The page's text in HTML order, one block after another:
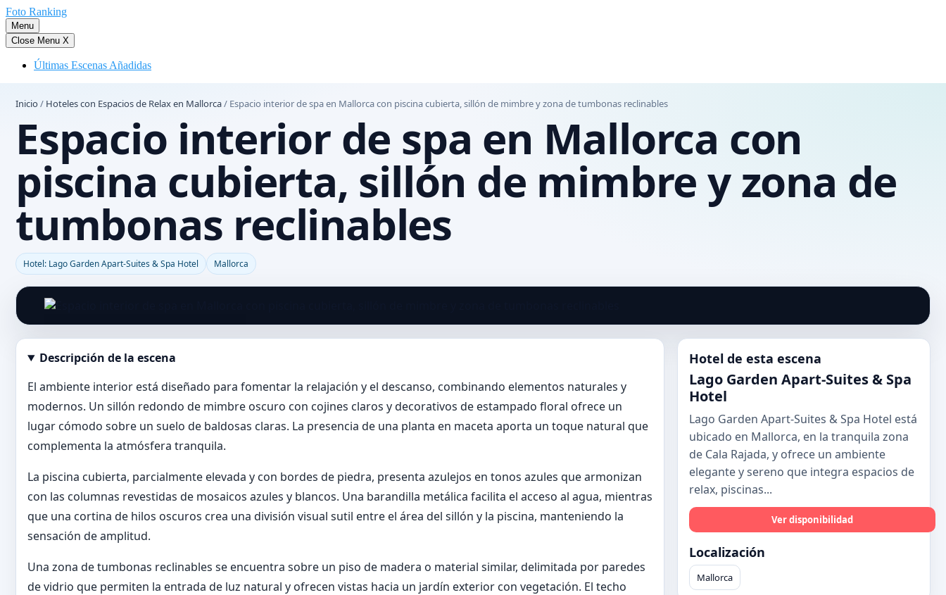
Saltar
al
contenido
Foto Ranking
Menu
Close Menu X
Últimas Escenas Añadidas
Inicio/ Hoteles con Espacios de Relax en Mallorca/ Espacio interior de spa en Mallorca con piscina cubierta, sillón de mimbre y zona de tumbonas reclinables
Espacio interior de spa en Mallorca con
piscina cubierta, sillón de mimbre y zona de
tumbonas reclinables
Hotel: Lago Garden Apart-Suites & Spa Hotel Mallorca
Abrir imagen en tamaño completo
Descripción de la escena
El ambiente interior está diseñado para fomentar la relajación y el descanso, combinando elementos naturales y
modernos. Un sillón redondo de mimbre oscuro con cojines claros y decorativos de estampado floral ofrece un
lugar cómodo sobre un suelo de baldosas claras. La presencia de una planta en maceta aporta un toque natural que
complementa la atmósfera tranquila.
La piscina cubierta, parcialmente elevada y con bordes de piedra, presenta azulejos en tonos azules que armonizan
con las columnas revestidas de mosaicos azules y blancos. Una barandilla metálica facilita el acceso al agua, mientras
que una cortina de hilos oscuros crea una división visual sutil entre el área del sillón y la piscina, manteniendo la
sensación de amplitud.
Una zona de tumbonas reclinables se encuentra sobre un piso de madera o material similar, delimitada por paredes
de vidrio que permiten la entrada de luz natural y ofrecen vistas hacia un jardín exterior con vegetación. El techo
Hotel de esta escena
Lago Garden Apart-Suites & Spa
Hotel
Lago Garden Apart-Suites & Spa Hotel está
ubicado en Mallorca, en la tranquila zona
de Cala Rajada, y ofrece un ambiente
elegante y sereno que integra espacios de
relax, piscinas...
Ver disponibilidad
Localización
Mallorca